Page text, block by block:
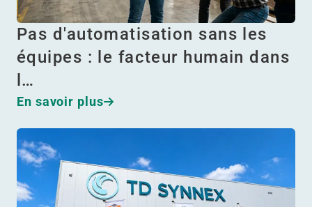
Pas d'automatisation sans les
équipes : le facteur humain dans
l…
En savoir plus